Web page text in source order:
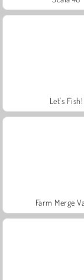
Let's Fish!
Farm Merge